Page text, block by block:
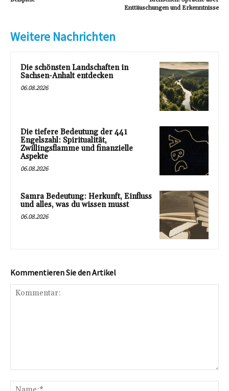
Enttäuschungen und Erkenntnisse
Weitere Nachrichten
Die schönsten Landschaften in
Sachsen-Anhalt entdecken
06.08.2026
Die tiefere Bedeutung der 441
Engelszahl: Spiritualität,
Zwillingsflamme und finanzielle
Aspekte
06.08.2026
Samra Bedeutung: Herkunft, Einfluss
und alles, was du wissen musst
06.08.2026
Kommentieren Sie den Artikel